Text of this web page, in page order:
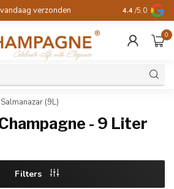
verzonden 4.4 /5.0
0
Salmanazar (9L)
- 9 Liter
Filters